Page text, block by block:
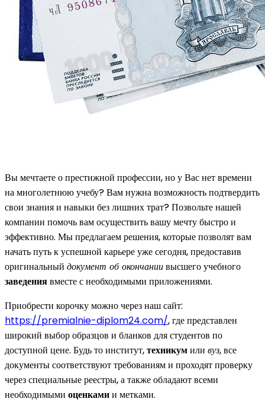
Вы мечтаете о престижной профессии, но у Вас нет времени
на многолетнюю учебу? Вам нужна возможность подтвердить
свои знания и навыки без лишних трат? Позвольте нашей
компании помочь вам осуществить вашу мечту быстро и
эффективно. Мы предлагаем решения, которые позволят вам
начать путь к успешной карьере уже сегодня, предоставив
оригинальный документ об окончаниивысшего учебного
заведениявместе с необходимыми приложениями.
Приобрести корочку можно через наш сайт:
https://premialnie-diplom24.com/, где представлен
широкий выбор образцов и бланков для студентов по
доступной цене. Будь то институт,техникумили вуз, все
документы соответствуют требованиям и проходят проверку
через специальные реестры, а также обладают всеми
необходимыми оценкамии метками.